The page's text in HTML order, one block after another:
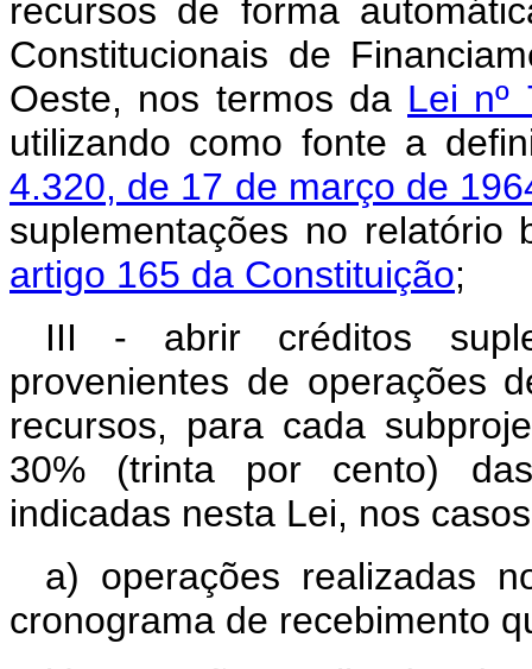
recursos de forma
Constitucionais de
Oeste, nos termos da Lei nº
utilizando como fonte a
4.320, de 17 de março de
suplementações no
artigo 165 da Constituição;
III - abrir créditos
provenientes de operações
recursos, para cada
30% (trinta por cento)
indicadas nesta Lei, nos
a) operações realizadas
cronograma de recebimento